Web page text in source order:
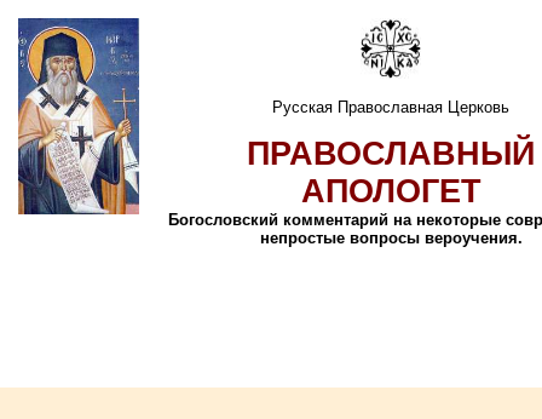
Русская Православная Церковь
ПРАВОСЛАВНЫЙ
АПОЛОГЕТ
Богословский комментарий на некоторые
непростые вопросы вероучения.